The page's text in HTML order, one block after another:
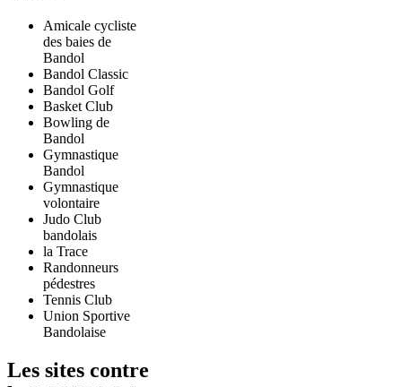
Amicale cycliste
des baies de
Bandol
Bandol Classic
Bandol Golf
Basket Club
Bowling de
Bandol
Gymnastique
Bandol
Gymnastique
volontaire
Judo Club
bandolais
la Trace
Randonneurs
pédestres
Tennis Club
Union Sportive
Bandolaise
Les sites contre